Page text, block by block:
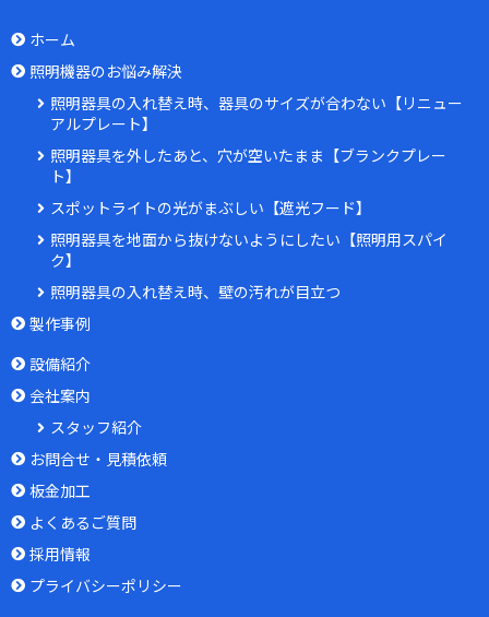
ホーム
照明機器のお悩み解決
照明器具の入れ替え時、器具のサイズが合わない【リニュー
アルプレート】
照明器具を外したあと、穴が空いたまま【ブランクプレー
ト】
スポットライトの光がまぶしい【遮光フード】
照明器具を地面から抜けないようにしたい【照明用スパイ
ク】
照明器具の入れ替え時、壁の汚れが目立つ
製作事例
設備紹介
会社案内
スタッフ紹介
お問合せ・見積依頼
板金加工
よくあるご質問
採用情報
プライバシーポリシー